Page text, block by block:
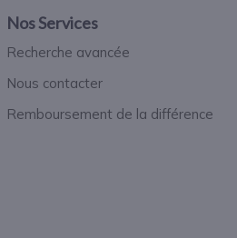
Nos Services
Recherche avancée
Nous contacter
Remboursement de la différence